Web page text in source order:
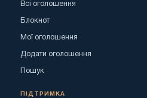
Всі оголошення
Блокнот
Мої оголошення
Додати оголошення
Пошук
ПІДТРИМКА